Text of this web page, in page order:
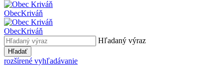
ObecKriváň
ObecKriváň
Hľadaný výraz
Hľadať
rozšírené vyhľadávanie